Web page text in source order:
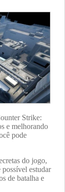
Strike:
e melhorando
pode
do jogo,
estudar
de batalha e